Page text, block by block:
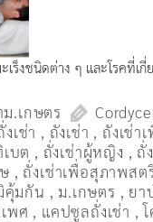
เร็งชนิดต่าง ๆ และโรคที่เกี่
.เกษตร
เช่า , ถังเช่า , ถังเช่า
บต , ถั่งเช่าผู้หญิง , ถั่
, ถั่งเช่าเพื่อสุภาพสต
คุ้มกัน ,ม.เกษตร , ยา
พศ , แคปซูลถั่งเช่า ,